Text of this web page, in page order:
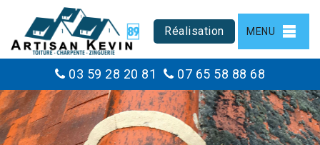
Réalisation MENU
03 59 28 20 81 07 65 58 88 68